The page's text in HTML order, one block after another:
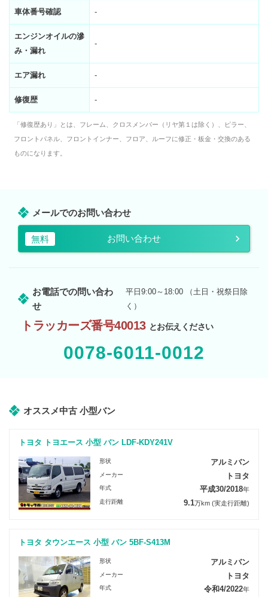
車体番号確認 -
エンジンオイルの滲
み・漏れ
-
エア漏れ -
修復歴 -
「修復歴あり」とは、フレーム、クロスメンバー（リヤ第１は除く）、ピラー、
フロントパネル、フロントインナー、フロア、ルーフに修正・板金・交換のある
ものになります。
メールでのお問い合わせ
無料 お問い合わせ
お電話での問い合わ
せ
平日9:00～18:00 （土日・祝祭日除
く）
トラッカーズ番号40013 とお伝えください
0078-6011-0012
オススメ中古 小型バン
トヨタ トヨエース 小型 バン LDF-KDY241V
形状 アルミバン
メーカー トヨタ
年式 平成30/2018年
走行距離 9.1万km (実走行距離)
トヨタ タウンエース 小型 バン 5BF-S413M
形状 アルミバン
メーカー トヨタ
年式 令和4/2022年